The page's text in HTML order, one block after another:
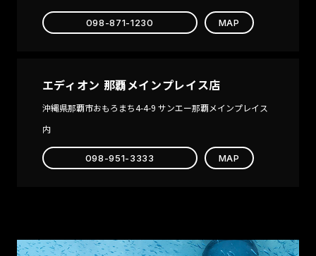
098-871-1230 MAP
エディオン 那覇メインプレイス店
沖縄県那覇市おもろまち4-4-9 サンエー那覇メインプレイス
内
098-951-3333 MAP